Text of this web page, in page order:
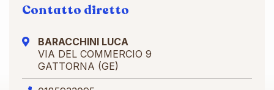
Contatto diretto
BARACCHINI LUCA
VIA DEL COMMERCIO 9
GATTORNA (GE)